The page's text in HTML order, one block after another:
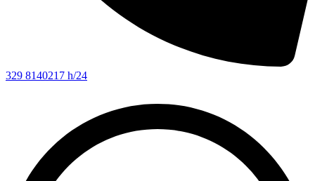
329 8140217 h/24